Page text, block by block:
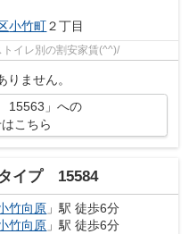
小竹町２丁目
イレ別の割安家賃(^^)/
りません。
15563」への
こちら
イプ 15584
竹向原 」駅 徒歩6分
竹向原 」駅 徒歩6分